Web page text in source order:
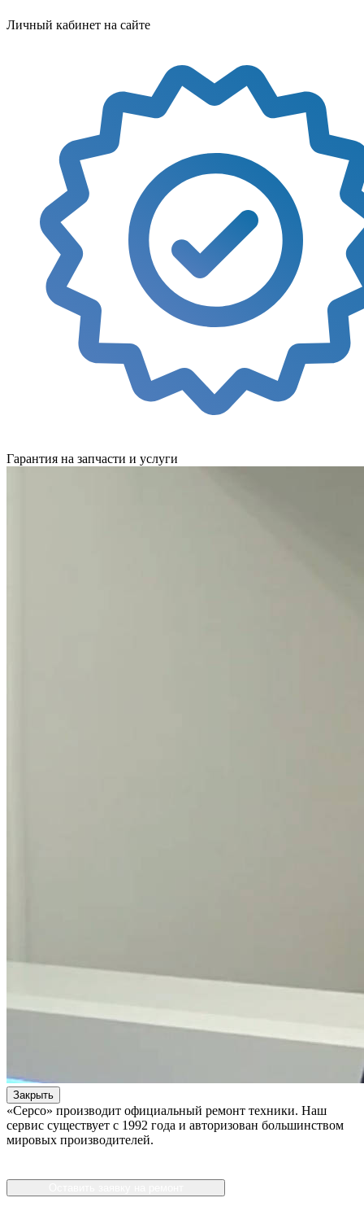
Личный кабинет на сайте
Гарантия на запчасти и услуги
Закрыть
«Серсо» производит официальный ремонт техники. Наш
сервис существует с 1992 года и авторизован большинством
мировых производителей.